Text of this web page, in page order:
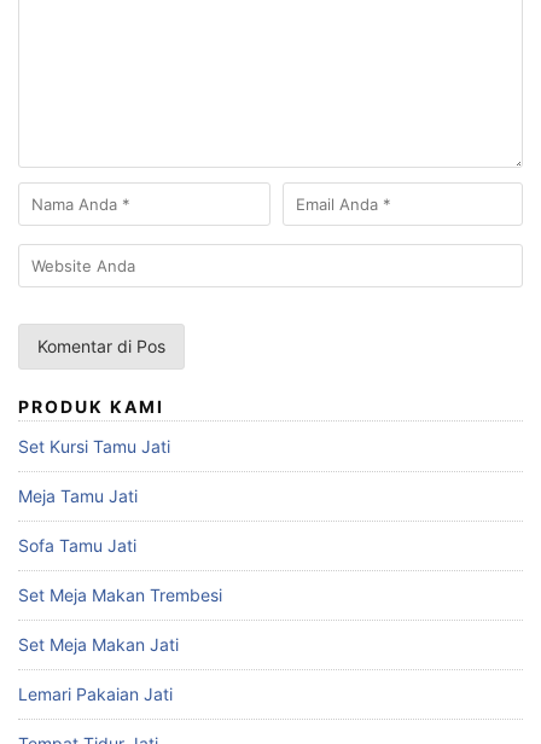
PRODUK KAMI
Set Kursi Tamu Jati
Meja Tamu Jati
Sofa Tamu Jati
Set Meja Makan Trembesi
Set Meja Makan Jati
Lemari Pakaian Jati